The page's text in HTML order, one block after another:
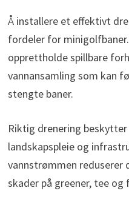
Å installere et effektivt
fordeler for
opprettholde spillbare
vannansamling som kan
stengte baner.
Riktig drenering
landskapspleie og
vannstrømmen reduserer
skader på greener, tee og